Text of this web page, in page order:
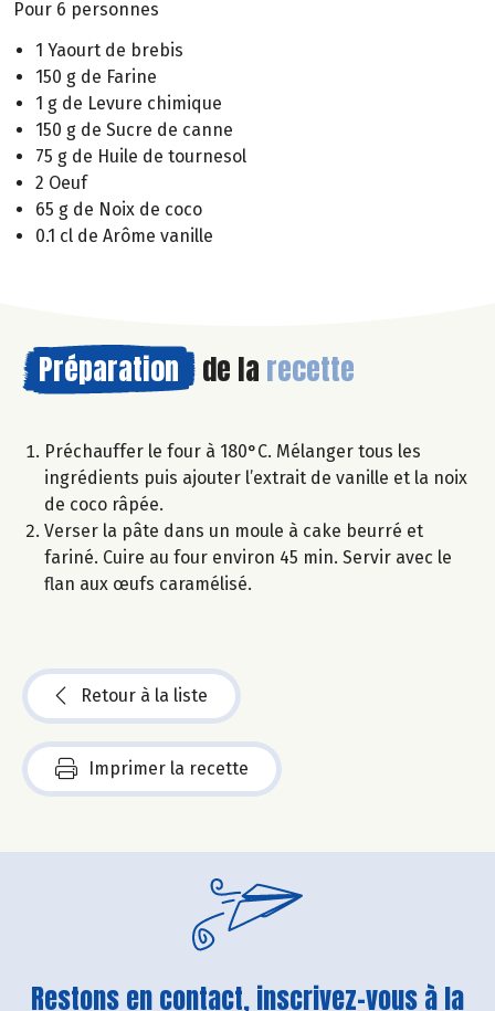
Pour 6 personnes
1 Yaourt de brebis
150 g de Farine
1 g de Levure chimique
150 g de Sucre de canne
75 g de Huile de tournesol
2 Oeuf
65 g de Noix de coco
0.1 cl de Arôme vanille
Préparation de la recette
Préchauffer le four à 180°C. Mélanger tous les
ingrédients puis ajouter l’extrait de vanille et la noix
de coco râpée.
Verser la pâte dans un moule à cake beurré et
fariné. Cuire au four environ 45 min. Servir avec le
flan aux œufs caramélisé.
Retour à la liste
Imprimer la recette
Restons en contact, inscrivez-vous à la